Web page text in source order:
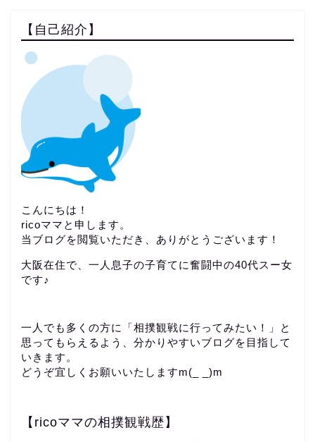
【自己紹介】
こんにちは！
ricoママと申します。
当ブログを閲覧いただき、ありがとうございます！
大阪在住で、一人息子の子育てに奮闘中の40代スー女
です♪
一人でも多くの方に「相撲観戦に行ってみたい！」と
思ってもらえるよう、分かりやすいブログを目指して
いきます。
どうぞ宜しくお願いいたしますm(_ _)m
【ricoママの相撲観戦歴】